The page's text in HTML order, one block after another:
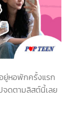
หอพักครั้งแรก
จดตามลิสต์นี้เลย